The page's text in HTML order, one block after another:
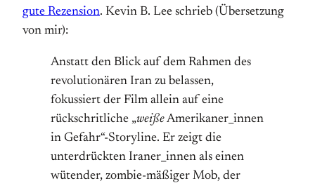
gute Rezension. Kevin B. Lee schrieb (Übersetzung
von mir):
Anstatt den Blick auf dem Rahmen des
revolutionären Iran zu belassen,
fokussiert der Film allein auf eine
rückschritliche „weißeAmerikaner_innen
in Gefahr“-Storyline. Er zeigt die
unterdrückten Iraner_innen als einen
wütender, zombie-mäßiger Mob, der